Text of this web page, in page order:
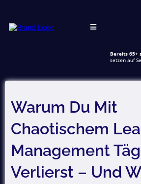
Bereits 65+
setzen auf
Warum Du Mit
Chaotischem
Management
Verlierst – Und